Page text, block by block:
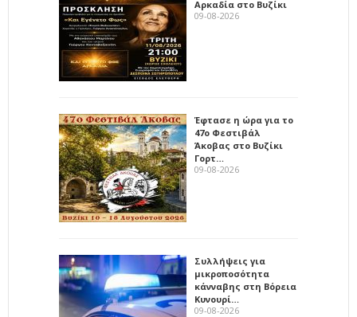
Αρκαδία στο Βυζίκι
09-08-2026
Έφτασε η ώρα για το
47ο Φεστιβάλ
Άκοβας στο Βυζίκι
Γορτ…
09-08-2026
Συλλήψεις για
μικροποσότητα
κάνναβης στη Βόρεια
Κυνουρί…
09-08-2026